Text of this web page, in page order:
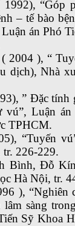
“Góp
– tế bào
án Phó
2004 ), “
dịch), Nhà
” Đặc tính
vú”, Luận
TPHCM.
“Tuyến
tr. 226-229.
Bình, Đỗ
Hà Nội, tr.
), “Nghiên
sàng
Sỹ Khoa